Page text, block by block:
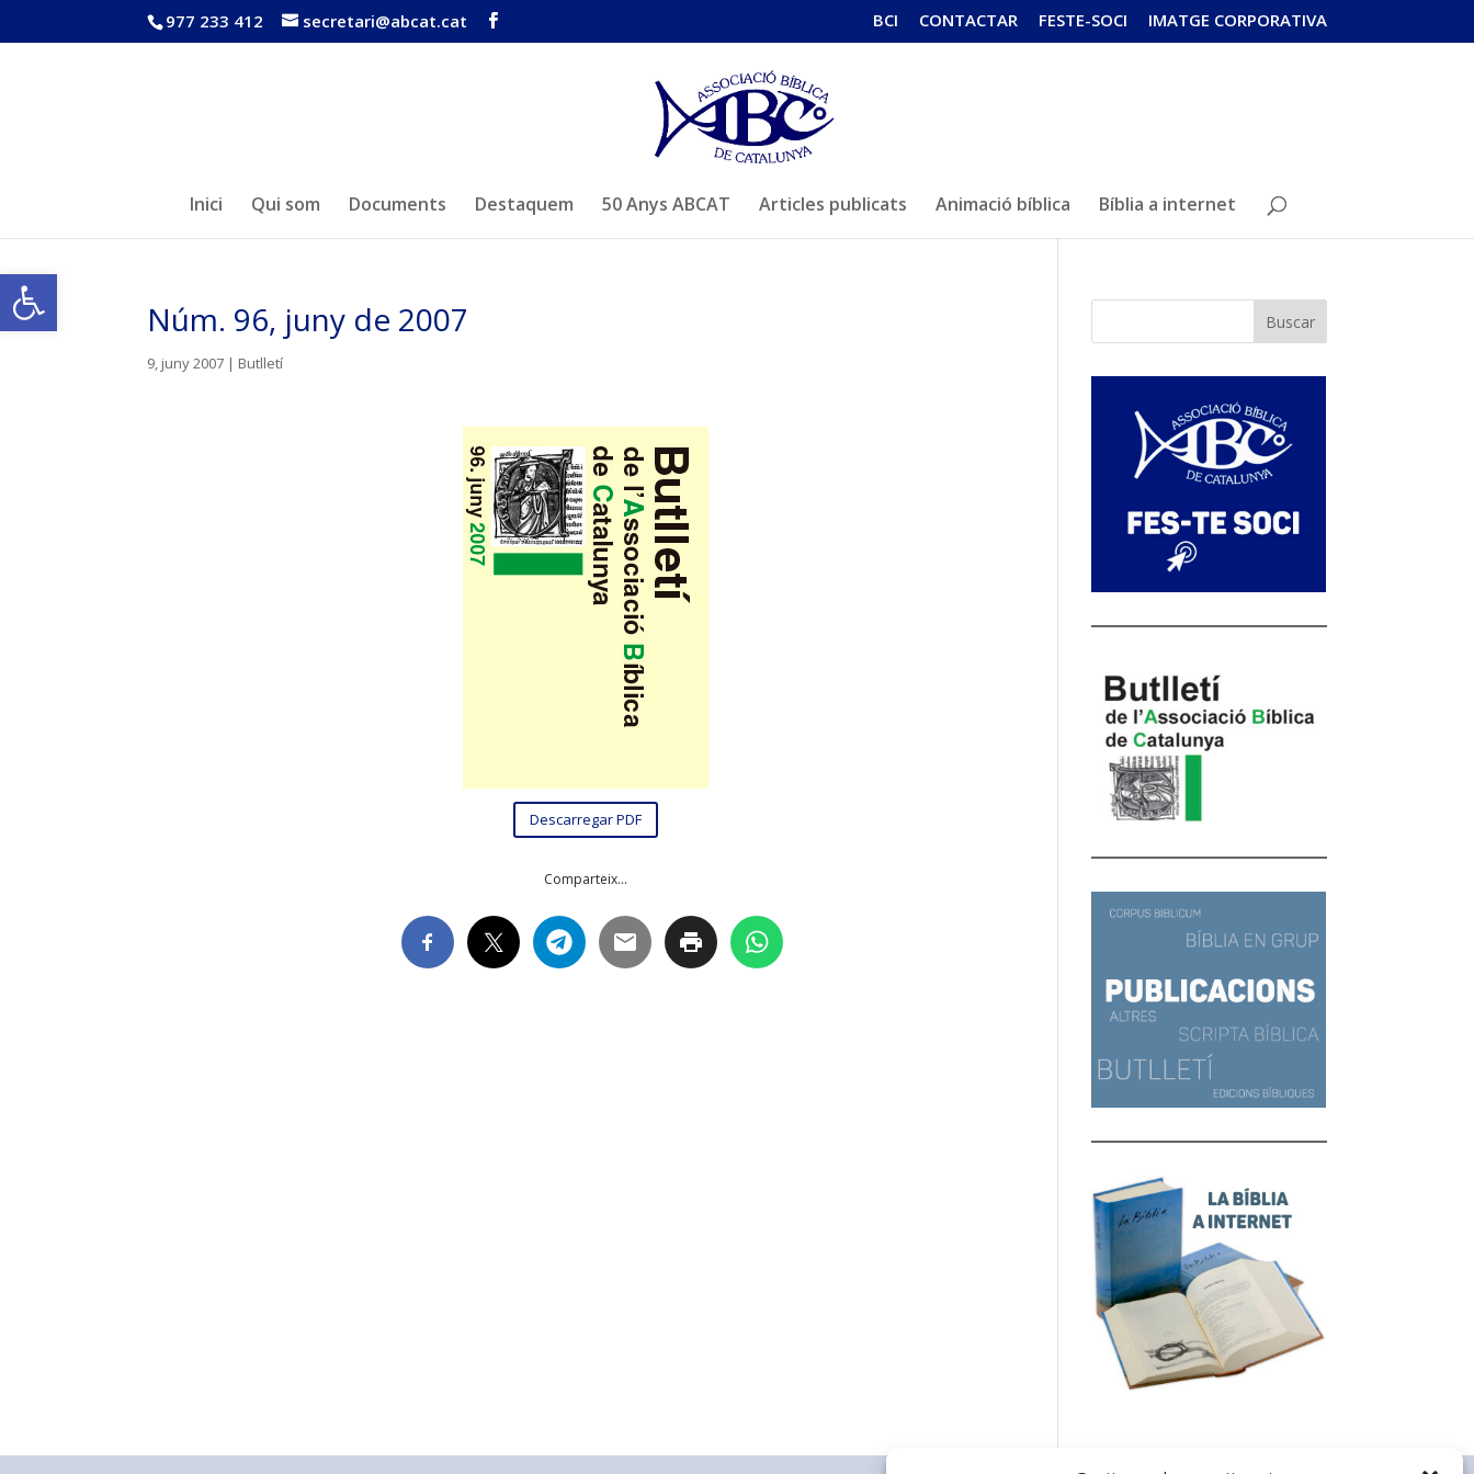
Obre la barra d'eines
977 233 412 secretari@abcat.cat BCI CONTACTAR FESTE-SOCI IMATGE CORPORATIVA
Inici Qui som Documents Destaquem 50 Anys ABCAT Articles publicats Animació bíblica Bíblia a internet
Núm. 96, juny de 2007
9, juny 2007 | Butlletí
Descarregar PDF
Comparteix...
Buscar